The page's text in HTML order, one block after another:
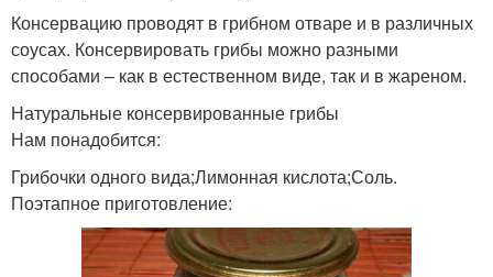
Консервацию проводят в грибном отваре и в различных
соусах. Консервировать грибы можно разными
способами – как в естественном виде, так и в жареном.
Натуральные консервированные грибы
Нам понадобится:
Грибочки одного вида;Лимонная кислота;Соль.
Поэтапное приготовление: